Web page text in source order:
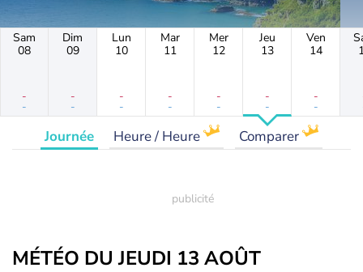
Sam
08
-
-
Dim
09
-
-
Lun
10
-
-
Mar
11
-
-
Mer
12
-
-
Jeu
13
-
-
Ven
14
-
-
Journée Heure / Heure Comparer
MÉTÉO DU JEUDI 13 AOÛT